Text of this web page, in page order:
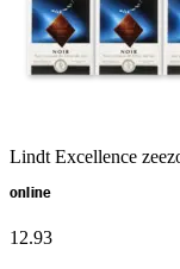
Lindt Excellence
online
12.93